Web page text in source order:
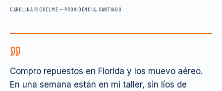
CAROLINA RIQUELME —PROVIDENCIA, SANTIAGO
Compro repuestos en Florida y los muevo aéreo.
En una semana están en mi taller, sin líos de